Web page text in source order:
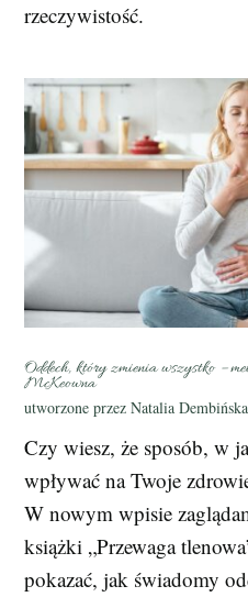
rzeczywistość.
Oddech, który zmienia wszystko –
McKeowna
utworzone przezNatalia Dembińska
Czy wiesz, że sposób, w
wpływać na Twoje
W nowym wpisie
książki „Przewaga
pokazać, jak świadomy